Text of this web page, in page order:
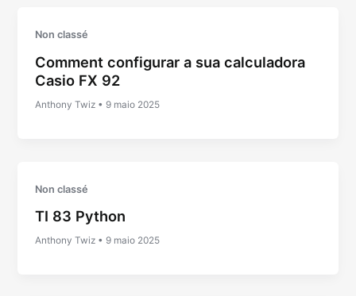
Non classé
Comment configurar a sua calculadora
Casio FX 92
Anthony Twiz •9 maio 2025
Non classé
TI 83 Python
Anthony Twiz •9 maio 2025